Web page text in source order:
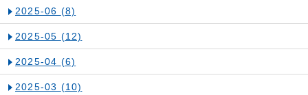
2025-06 (8)
2025-05 (12)
2025-04 (6)
2025-03 (10)